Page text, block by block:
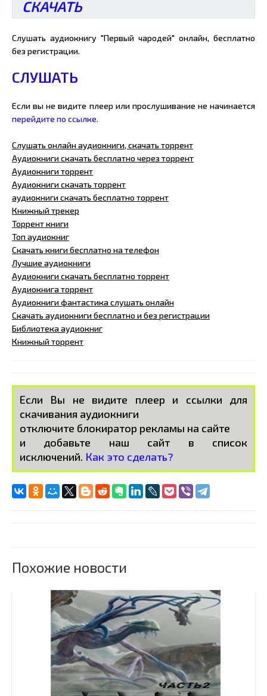
СКАЧАТЬ
Слушать аудиокнигу "Первый чародей" онлайн, бесплатно
без регистрации.
СЛУШАТЬ
Если вы не видите плеер или прослушивание не начинается
перейдите по ссылке.
Слушать онлайн аудиокниги, скачать торрент
Аудиокниги скачать бесплатно через торрент
Аудиокниги торрент
Аудиокниги скачать торрент
аудиокниги скачать бесплатно торрент
Книжный трекер
Торрент книги
Топ аудиокниг
Скачать книги бесплатно на телефон
Лучшие аудиокниги
Аудиокниги скачать бесплатно торрент
Аудиокнига торрент
Аудиокниги фантастика слушать онлайн
Скачать аудиокниги бесплатно и без регистрации
Библиотека аудиокниг
Книжный торрент
Если Вы не видите плеер и ссылки для
скачивания аудиокниги
отключите блокиратор рекламы на сайте
и добавьте наш сайт в список
исключений. Как это сделать?
Похожие новости